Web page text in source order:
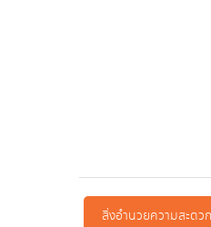
สิ่งอำนวยความสะดวก